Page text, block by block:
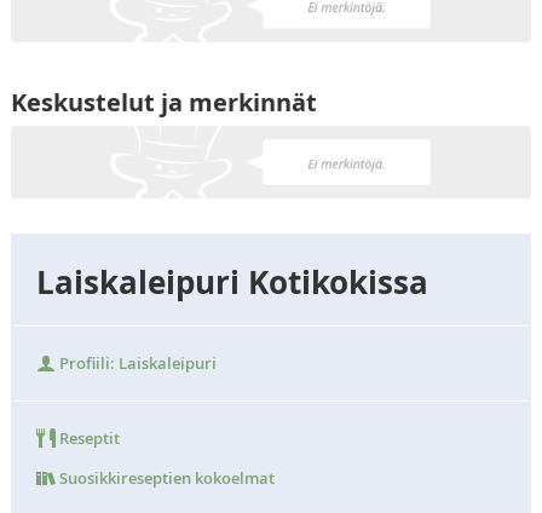
Keskustelut ja merkinnät
Laiskaleipuri Kotikokissa
Profiili: Laiskaleipuri
Reseptit
Suosikkireseptien kokoelmat